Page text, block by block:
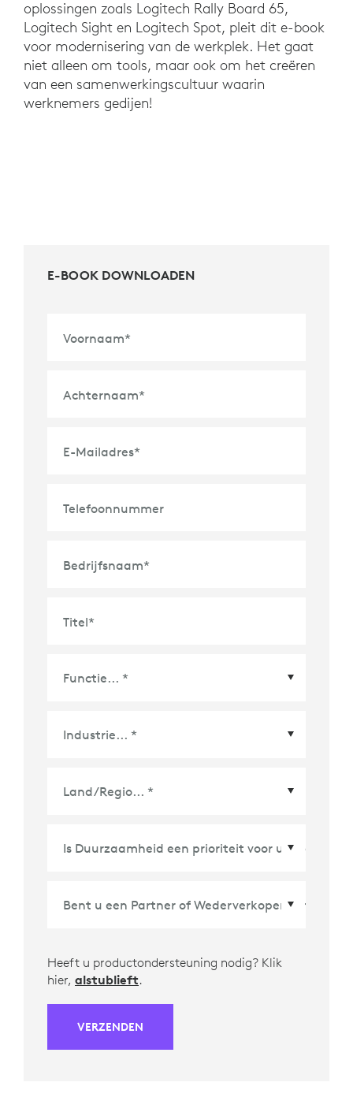
oplossingen zoals Logitech Rally Board 65,
Logitech Sight en Logitech Spot, pleit dit e-book
voor modernisering van de werkplek. Het gaat
niet alleen om tools, maar ook om het creëren
van een samenwerkingscultuur waarin
werknemers gedijen!
E-BOOK DOWNLOADEN
Voornaam*
Achternaam*
E-Mailadres*
Telefoonnummer
Bedrijfsnaam*
Titel*
Heeft u productondersteuning nodig? Klik
hier, alstublieft.
VERZENDEN